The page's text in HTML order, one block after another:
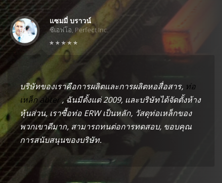
แซมมี่ บราวน์
ซีเอฟโอ, Perfect Inc.
บริษัทของเราคือการผลิตและการผลิตหอสื่อสาร, ท่อ
เหล็ก abter, ฉันมีตั้งแต่ 2009, และบริษัทได้จัดตั้งห้าง
หุ้นส่วน, เราซื้อท่อ ERW เป็นหลัก, วัสดุท่อเหล็กของ
พวกเขาดีมาก, สามารถทนต่อการทดสอบ, ขอบคุณ
การสนับสนุนของบริษัท.